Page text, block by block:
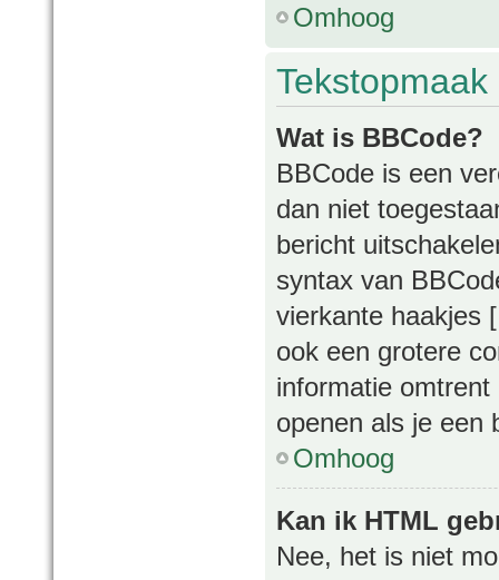
Omhoog
Wat is BBCode?
BBCode is een
dan niet
bericht
syntax van
vierkante haakjes
ook een grotere
informatie
openen als je een
Omhoog
Kan ik HTML
Nee, het is niet